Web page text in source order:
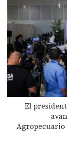
El
Agropecuario